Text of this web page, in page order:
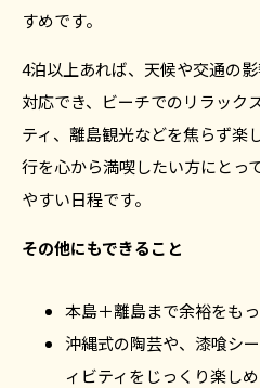
すめです。
4泊以上あれば、天候や交通の
対応でき、ビーチでのリラック
ティ、離島観光などを焦らず楽
行を心から満喫したい方にとっ
やすい日程です。
その他にもできること
本島＋離島まで余裕をも
沖縄式の陶芸や、漆喰シ
ィビティをじっくり楽し